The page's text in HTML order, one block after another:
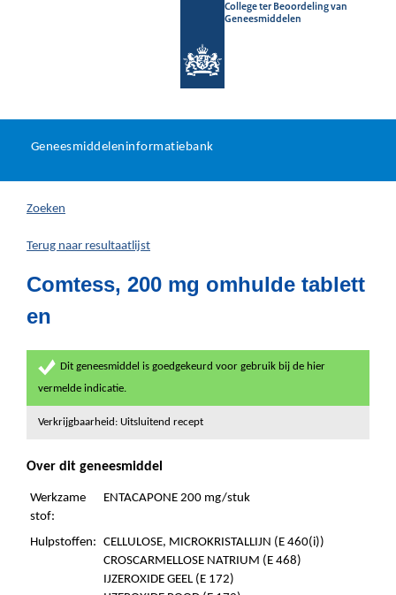
College ter Beoordeling van
Geneesmiddelen
U
hier:
Geneesmiddeleninformatiebank
Zoeken
Terug naar resultaatlijst
Comtess, 200 mg omhulde tablett
en
Dit geneesmiddel is goedgekeurd voor gebruik bij de hier
vermelde indicatie.
Verkrijgbaarheid: Uitsluitend recept
Over dit geneesmiddel
Werkzame
stof:
ENTACAPONE 200 mg/stuk
Hulpstoffen: CELLULOSE, MICROKRISTALLIJN (E 460(i))
CROSCARMELLOSE NATRIUM (E 468)
IJZEROXIDE GEEL (E 172)